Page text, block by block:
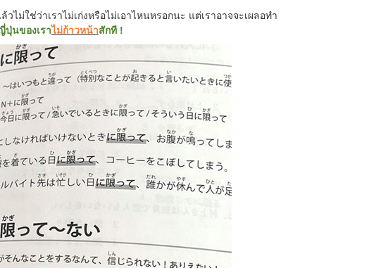
วไม่ใช่ว่าเราไม่เก่งหรือไม่เอาไหนหรอกนะ แต่เราอาจจะเผลอทำ
ปุ่นของเราไม่ก้าวหน้าสักที !